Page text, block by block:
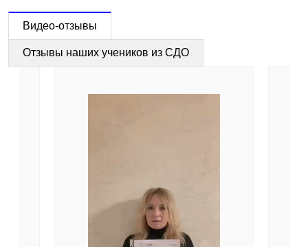
Видео-отзывы
Отзывы наших учеников из СДО